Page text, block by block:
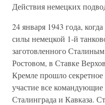
Действия немецких
24 января 1943 года,
силы немецкой 1-й
заготовленного
Ростовом, в Ставке
Кремле прошло
участие все
Сталинграда и Кавказа.